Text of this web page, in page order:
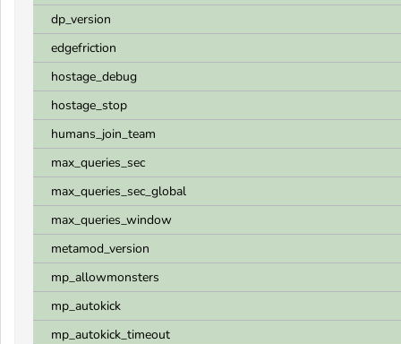
dp_version
edgefriction
hostage_debug
hostage_stop
humans_join_team
max_queries_sec
max_queries_sec_global
max_queries_window
metamod_version
mp_allowmonsters
mp_autokick
mp_autokick_timeout